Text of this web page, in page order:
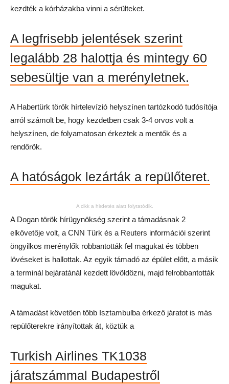
kezdték a kórházakba vinni a sérülteket.
A legfrisebb jelentések szerint
legalább 28 halottja és mintegy 60
sebesültje van a merényletnek.
A Habertürk török hírtelevízió helyszínen tartózkodó tudósítója
arról számolt be, hogy kezdetben csak 3-4 orvos volt a
helyszínen, de folyamatosan érkeztek a mentők és a
rendőrök.
A hatóságok lezárták a repülőteret.
A cikk a hirdetés alatt folytatódik.
A Dogan török hírügynökség szerint a támadásnak 2
elkövetője volt, a CNN Türk és a Reuters információi szerint
öngyilkos merénylők robbantották fel magukat és többen
lövéseket is hallottak. Az egyik támadó az épület előtt, a másik
a terminál bejáratánál kezdett lövöldözni, majd felrobbantották
magukat.
A támadást követően több Isztambulba érkező járatot is más
repülőterekre irányítottak át, köztük a
Turkish Airlines TK1038
járatszámmal Budapestről